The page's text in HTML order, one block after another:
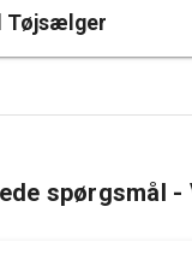
Tøjsælger
spørgsmål -